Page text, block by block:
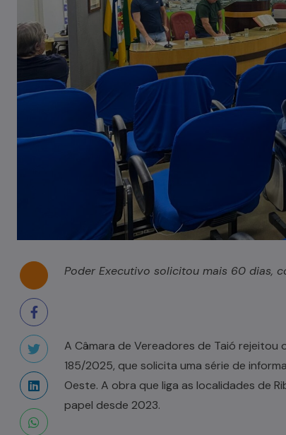
Poder Executivo solicitou mais 60 dias,
A Câmara de Vereadores de Taió
185/2025, que solicita uma série de
Oeste. A obra que liga as localidades de
papel desde 2023.